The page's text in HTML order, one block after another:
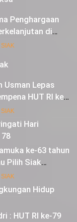
Hari
Hidup
Penghargaan
di
Usman Lepas
HUT RI ke-
ke-63 tahun
Pilih Siak
: HUT RI ke-79